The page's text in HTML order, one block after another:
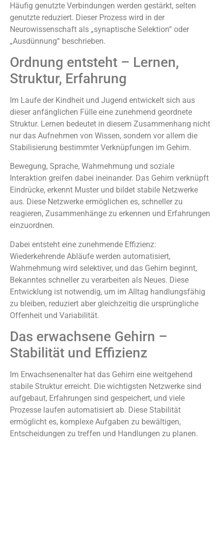
Häufig genutzte Verbindungen werden gestärkt, selten
genutzte reduziert. Dieser Prozess wird in der
Neurowissenschaft als „synaptische Selektion“ oder
„Ausdünnung“ beschrieben.
Ordnung entsteht – Lernen,
Struktur, Erfahrung
Im Laufe der Kindheit und Jugend entwickelt sich aus
dieser anfänglichen Fülle eine zunehmend geordnete
Struktur. Lernen bedeutet in diesem Zusammenhang nicht
nur das Aufnehmen von Wissen, sondern vor allem die
Stabilisierung bestimmter Verknüpfungen im Gehirn.
Bewegung, Sprache, Wahrnehmung und soziale
Interaktion greifen dabei ineinander. Das Gehirn verknüpft
Eindrücke, erkennt Muster und bildet stabile Netzwerke
aus. Diese Netzwerke ermöglichen es, schneller zu
reagieren, Zusammenhänge zu erkennen und Erfahrungen
einzuordnen.
Dabei entsteht eine zunehmende Effizienz:
Wiederkehrende Abläufe werden automatisiert,
Wahrnehmung wird selektiver, und das Gehirn beginnt,
Bekanntes schneller zu verarbeiten als Neues. Diese
Entwicklung ist notwendig, um im Alltag handlungsfähig
zu bleiben, reduziert aber gleichzeitig die ursprüngliche
Offenheit und Variabilität.
Das erwachsene Gehirn –
Stabilität und Effizienz
Im Erwachsenenalter hat das Gehirn eine weitgehend
stabile Struktur erreicht. Die wichtigsten Netzwerke sind
aufgebaut, Erfahrungen sind gespeichert, und viele
Prozesse laufen automatisiert ab. Diese Stabilität
ermöglicht es, komplexe Aufgaben zu bewältigen,
Entscheidungen zu treffen und Handlungen zu planen.